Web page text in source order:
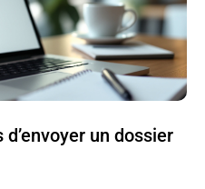
un dossier